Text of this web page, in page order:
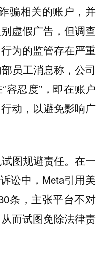
骗相关的账户，并
虚假广告，但调查
为的监管存在严重
员工消息称，公司
容忍度”，即在账户
动，以避免影响广
图规避责任。在一
讼中，Meta引用美
条，主张平台不对
而试图免除法律责